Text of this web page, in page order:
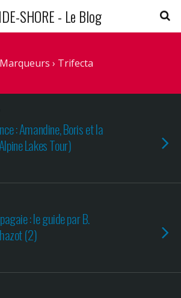
SHORE - Le Blog
Marqueurs › Trifecta
: Amandine, Boris et la
Lakes Tour)
: le guide par B.
(2)